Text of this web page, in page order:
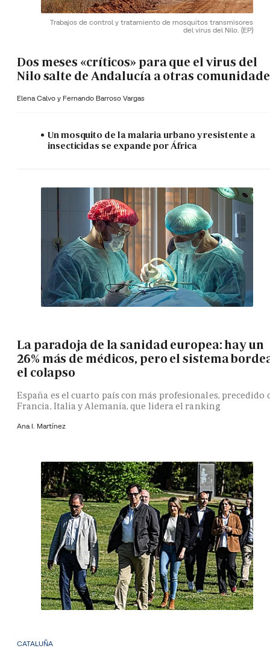
Trabajos de control y tratamiento de mosquitos transmisores
del virus del Nilo. (EP)
Dos meses «críticos» para que el virus del
Nilo salte de Andalucía a otras
Elena Calvo y Fernando Barroso Vargas
Un mosquito de la malaria urbano y resistente a
insecticidas se expande por África
La paradoja de la sanidad europea: hay un
26% más de médicos, pero el sistema
el colapso
España es el cuarto país con más profesionales, precedido
Francia, Italia y Alemania, que lidera el ranking
Ana I. Martínez
CATALUÑA